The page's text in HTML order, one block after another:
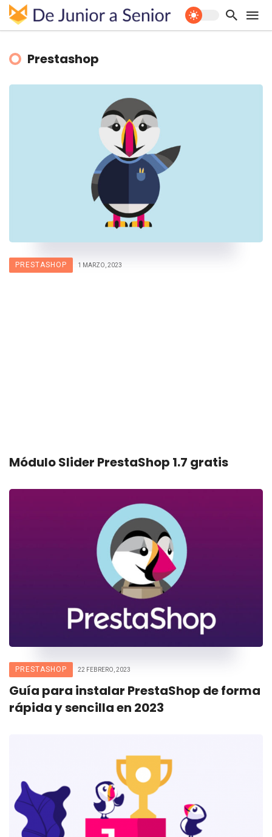
Prestashop
PRESTASHOP 1 MARZO, 2023
Módulo Slider PrestaShop 1.7 gratis
PRESTASHOP 22 FEBRERO, 2023
Guía para instalar PrestaShop de forma
rápida y sencilla en 2023